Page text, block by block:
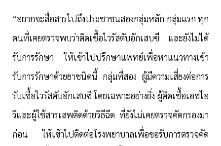
“อยากจะสื่อสารไปถึงประชาชนสองกลุ่มหลัก กลุ่มแรก ทุก
คนที่เคยตรวจพบว่าติดเชื้อไวรัสตับอักเสบซี และยังไม่ได้
รับการรักษา ให้เข้าไปปรึกษาแพทย์เพื่อหาแนวทางเข้า
รับการรักษาด้วยยาชนิดนี้ กลุ่มที่สอง ผู้มีความเสี่ยงต่อการ
รับเชื้อไวรัสตับอักเสบซี โดยเฉพาะอย่างยิ่ง ผู้ติดเชื้อเอชไอ
วีและผู้ใช้สารเสพติดด้วยวิธีฉีด ที่ยังไม่เคยตรวจคัดกรองมา
ก่อน ให้เข้าไปติดต่อโรงพยาบาลเพื่อขอรับการตรวจคัด